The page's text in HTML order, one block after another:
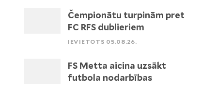
Čempionātu turpinām pret
FC RFS dublieriem
IEVIETOTS 05.08.26.
FS Metta aicina uzsākt
futbola nodarbības